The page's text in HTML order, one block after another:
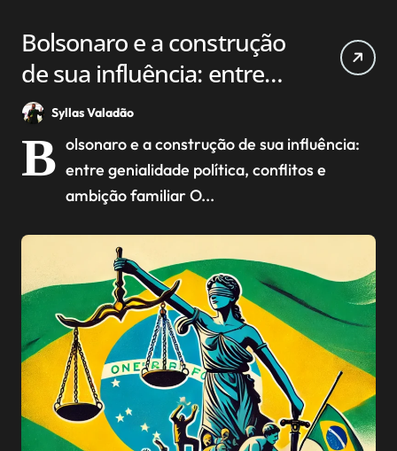
Bolsonaro e a construção
de sua influência: entre
genialidade política,
conflitos e ambição
familiar
Syllas Valadão
B olsonaro e a construção de sua influência:
entre genialidade política, conflitos e
ambição familiar O...